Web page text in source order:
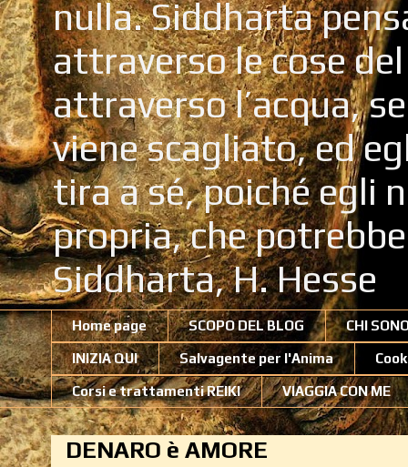
nulla. Siddharta
attraverso le cose
attraverso l’acqua,
viene scagliato, ed
tira a sé, poiché egli
propria, che
Siddharta, H. Hesse
Home page SCOPO DEL BLOG CHI
INIZIA QUI Salvagente per l'Anima
Corsi e trattamenti REIKI VIAGGIA CON ME
DENARO è AMORE